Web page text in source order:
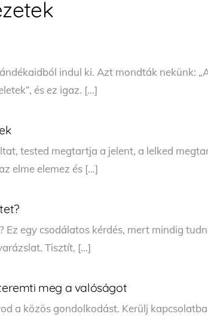
indul ki. Azt mondták nekünk:
és ez igaz. […]
tested megtartja a jelent, a lelked
elme elemez és […]
Ez egy csodálatos kérdés, mert mindig
Tisztít, […]
meg a valóságot
a közös gondolkodást. Kerülj